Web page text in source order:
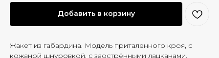
Добавить в корзину
Жакет из габардина. Модель приталенного кроя, с
кожаной шнуровкой, с заострёнными лацканами.